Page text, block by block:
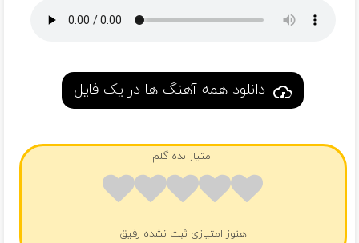
دانلود همه آهنگ ها در یک فایل
امتیاز بده گلم
هنوز امتیازی ثبت نشده رفیق